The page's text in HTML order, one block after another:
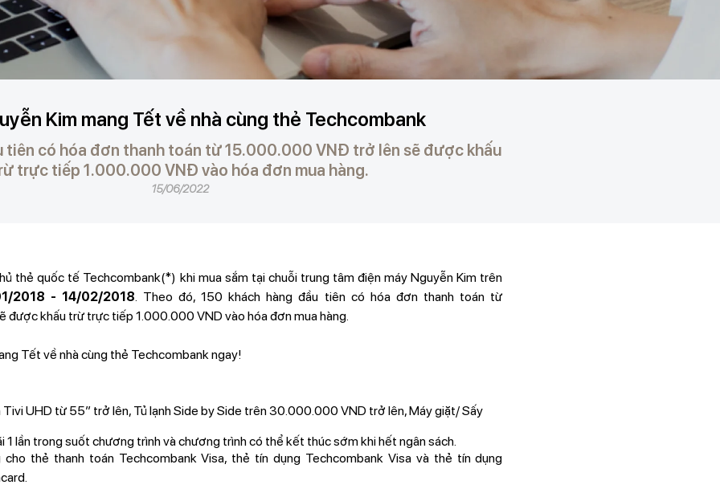
Kim mang Tết về nhà cùng thẻ Techcombank
tiên có hóa đơn thanh toán từ 15.000.000 VNĐ trở lên sẽ được khấu
trực tiếp 1.000.000 VNĐ vào hóa đơn mua hàng.
15/06/2022
thẻ quốc tế Techcombank(*) khi mua sắm tại chuỗi trung tâm điện máy Nguyễn Kim trên
2018 - 14/02/2018. Theo đó, 150 khách hàng đầu tiên có hóa đơn thanh toán từ
được khấu trừ trực tiếp 1.000.000 VND vào hóa đơn mua hàng.
Tết về nhà cùng thẻ Techcombank ngay!
Tivi UHD từ 55” trở lên, Tủ lạnh Side by Side trên 30.000.000 VND trở lên, Máy giặt/ Sấy
1 lần trong suốt chương trình và chương trình có thể kết thúc sớm khi hết ngân sách.
thẻ thanh toán Techcombank Visa, thẻ tín dụng Techcombank Visa và thẻ tín dụng